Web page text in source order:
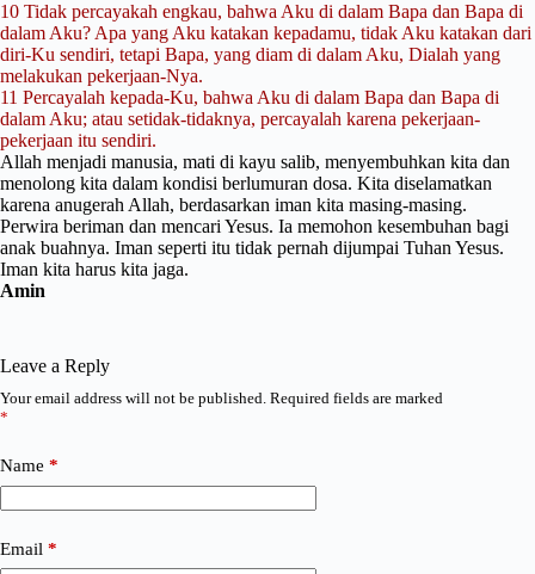
10 Tidak percayakah engkau, bahwa Aku di dalam Bapa dan Bapa di
dalam Aku? Apa yang Aku katakan kepadamu, tidak Aku katakan dari
diri-Ku sendiri, tetapi Bapa, yang diam di dalam Aku, Dialah yang
melakukan pekerjaan-Nya.
11 Percayalah kepada-Ku, bahwa Aku di dalam Bapa dan Bapa di
dalam Aku; atau setidak-tidaknya, percayalah karena pekerjaan-
pekerjaan itu sendiri.
Allah menjadi manusia, mati di kayu salib, menyembuhkan kita dan
menolong kita dalam kondisi berlumuran dosa. Kita diselamatkan
karena anugerah Allah, berdasarkan iman kita masing-masing.
Perwira beriman dan mencari Yesus. Ia memohon kesembuhan bagi
anak buahnya. Iman seperti itu tidak pernah dijumpai Tuhan Yesus.
Iman kita harus kita jaga.
Amin
Leave a Reply
Your email address will not be published. Required fields are marked
*
Name *
Email *